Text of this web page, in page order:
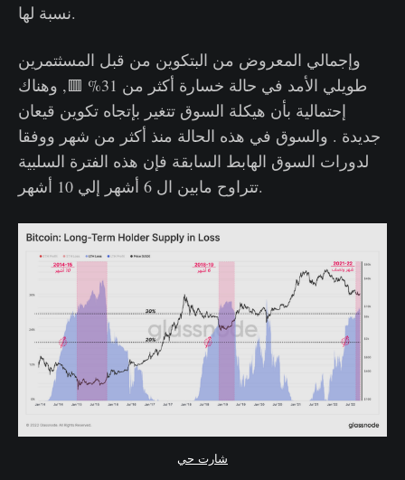
نسبة لها.
وإجمالي المعروض من البتكوين من قبل المسثتمرين
طويلي الأمد في حالة خسارة أكثر من 31% 🟥, وهناك
إحتمالية بأن هيكلة السوق تتغير بإتجاه تكوين قيعان
جديدة . والسوق في هذه الحالة منذ أكثر من شهر ووفقا
لدورات السوق الهابط السابقة فإن هذه الفترة السلبية
تتراوح مابين ال 6 أشهر إلي 10 أشهر.
شارت حي